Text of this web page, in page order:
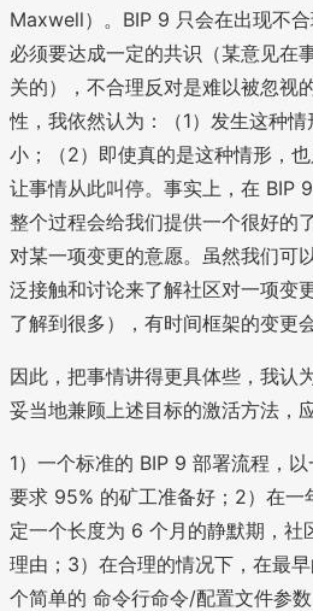
Maxwell）。BIP 9 只会在出现不
必须要达成一定的共识（某意见在
关的），不合理反对是难以被忽视
性，我依然认为：（1）发生这种
小；（2）即使真的是这种情形，
让事情从此叫停。事实上，在 BIP
整个过程会给我们提供一个很好的
对某一项变更的意愿。虽然我们可
泛接触和讨论来了解社区对一项变
了解到很多），有时间框架的变更
因此，把事情讲得更具体些，我认
妥当地兼顾上述目标的激活方法，
1）一个标准的 BIP 9 部署流程，
要求 95% 的矿工准备好；2）在一
定一个长度为 6 个月的静默期，社
理由；3）在合理的情况下，在最
个简单的 命令行命令/配置文件参